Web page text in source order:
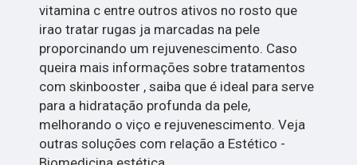
vitamina c entre outros ativos no rosto que
irao tratar rugas ja marcadas na pele
proporcinando um rejuvenescimento. Caso
queira mais informações sobre tratamentos
com skinbooster , saiba que é ideal para serve
para a hidratação profunda da pele,
melhorando o viço e rejuvenescimento. Veja
outras soluções com relação a Estético -